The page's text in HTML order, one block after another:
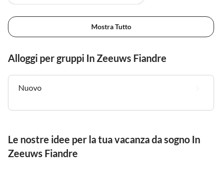
Mostra Tutto
Alloggi per gruppi In Zeeuws Fiandre
Nuovo
Le nostre idee per la tua vacanza da sogno In
Zeeuws Fiandre